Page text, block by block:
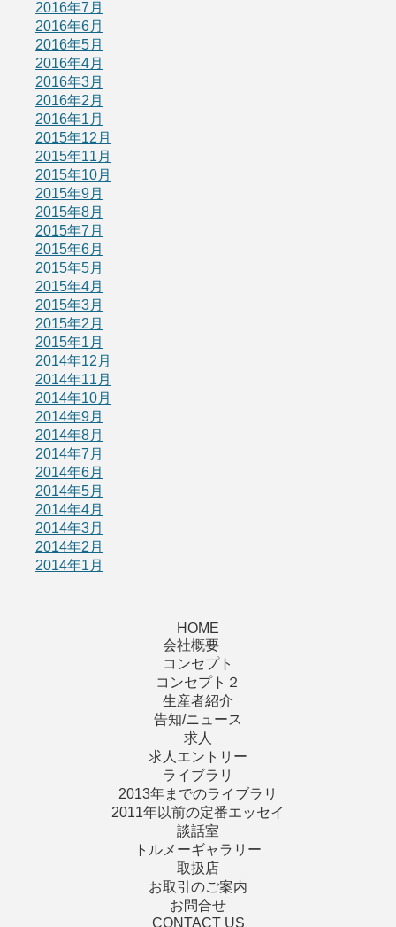
2016年7月
2016年6月
2016年5月
2016年4月
2016年3月
2016年2月
2016年1月
2015年12月
2015年11月
2015年10月
2015年9月
2015年8月
2015年7月
2015年6月
2015年5月
2015年4月
2015年3月
2015年2月
2015年1月
2014年12月
2014年11月
2014年10月
2014年9月
2014年8月
2014年7月
2014年6月
2014年5月
2014年4月
2014年3月
2014年2月
2014年1月
HOME
会社概要
コンセプト
コンセプト２
生産者紹介
告知/ニュース
求人
求人エントリー
ライブラリ
2013年までのライブラリ
2011年以前の定番エッセイ
談話室
トルメーギャラリー
取扱店
お取引のご案内
お問合せ
CONTACT US